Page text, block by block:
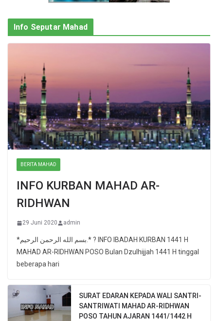
Info Seputar Mahad
BERITA MAHAD
INFO KURBAN MAHAD AR-
RIDHWAN
29 Juni 2020 admin
*بسم الله الرحمن الرحيم.* ? INFO IBADAH KURBAN 1441 H
MAHAD AR-RIDHWAN POSO Bulan Dzulhijjah 1441 H tinggal
beberapa hari
SURAT EDARAN KEPADA WALI SANTRI-
SANTRIWATI MAHAD AR-RIDHWAN
POSO TAHUN AJARAN 1441/1442 H